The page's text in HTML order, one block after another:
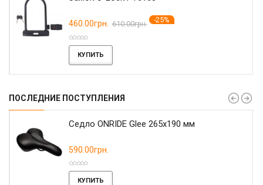
460.00грн. 610.00грн. -25%
КУПИТЬ
ПОСЛЕДНИЕ ПОСТУПЛЕНИЯ
Седло ONRIDE Glee 265x190 мм
590.00грн.
КУПИТЬ